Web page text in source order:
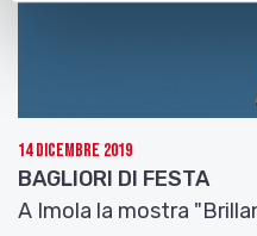
14 Dicembre 2019
BAGLIORI DI FESTA
A Imola la mostra